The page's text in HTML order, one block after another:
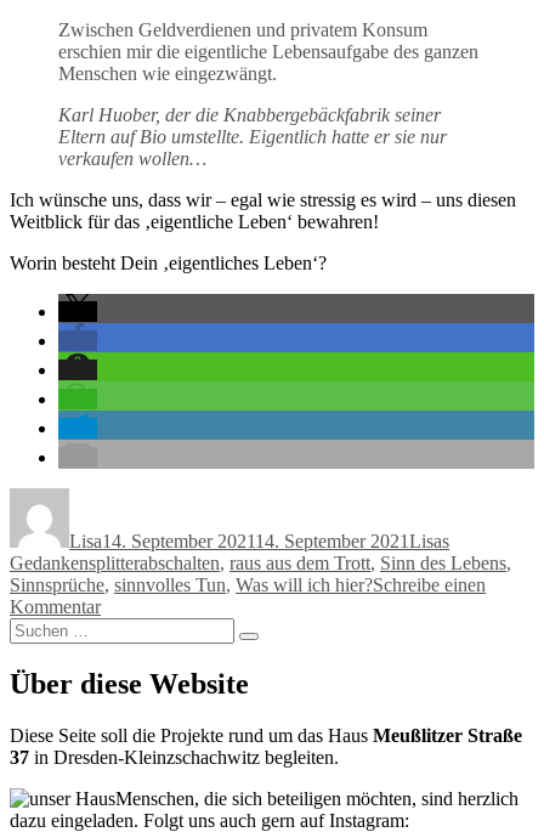
Zwischen Geldverdienen und privatem Konsum
erschien mir die eigentliche Lebensaufgabe des ganzen
Menschen wie eingezwängt.
Karl Huober, der die Knabbergebäckfabrik seiner
Eltern auf Bio umstellte. Eigentlich hatte er sie nur
verkaufen wollen…
Ich wünsche uns, dass wir – egal wie stressig es wird – uns diesen
Weitblick für das ‚eigentliche Leben‘ bewahren!
Worin besteht Dein ‚eigentliches Leben‘?
Lisa14. September 202114. September 2021Lisas
GedankensplitterSchlagwörter
abschalten, raus aus dem Trott, Sinn des Lebens,
Sinnsprüche, sinnvolles Tun, Was will ich hier?Schreibe einen
Kommentarzu
Spruch
des
Tages
Suchen
nach:
Suchen
Über diese Website
Diese Seite soll die Projekte rund um das Haus Meußlitzer Straße
37 in Dresden-Kleinzschachwitz begleiten.
Menschen, die sich beteiligen möchten, sind herzlich
dazu eingeladen. Folgt uns auch gern auf Instagram: